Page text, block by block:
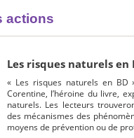
actions
Les risques naturels en
« Les risques naturels en BD
Corentine, l’héroine du livre,
naturels. Les lecteurs
des mécanismes des
moyens de prévention ou de